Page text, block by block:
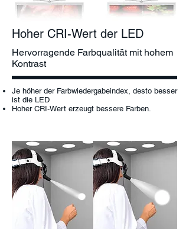
Hoher CRI-Wert der LED
Hervorragende Farbqualität mit hohem
Kontrast
Je höher der Farbwiedergabeindex, desto besser
ist die LED
Hoher CRI-Wert erzeugt bessere Farben.